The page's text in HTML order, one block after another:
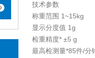
技术参数
称重范围 1~15kg
显示分度值 1g
检重精度* ±5 g
最高检测量*85件/分